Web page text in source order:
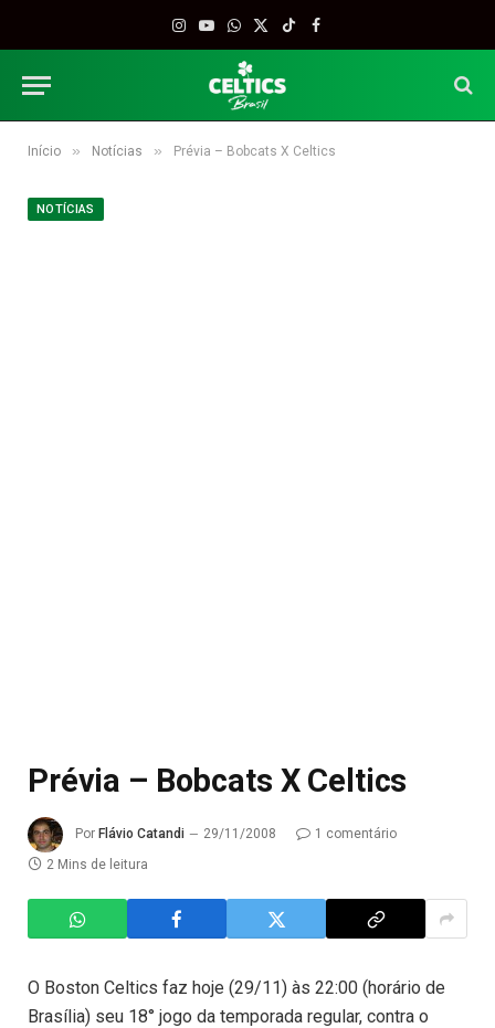
Instagram
YouTube
WhatsApp
X
TikTokFacebook
Início » Notícias » Prévia – Bobcats X Celtics
NOTÍCIAS
Prévia – Bobcats X Celtics
Por Flávio Catandi 29/11/2008
1 comentário
2 Mins de leitura
O Boston Celtics faz hoje (29/11) às 22:00 (horário de
Brasília) seu 18° jogo da temporada regular, contra o